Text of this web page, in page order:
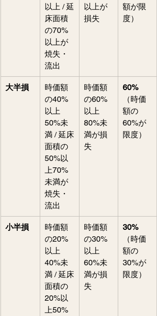
以上 / 延
床面積
の70%
以上が
焼失・
流出
以上が
損失
額が限
度）
大半損
時価額
の40%
以上
50%未
満 / 延床
面積の
50%以
上70%
未満が
焼失・
流出
時価額
の60%
以上
80%未
満が損
失
60%
（時価
額の
60%が
限度）
小半損
時価額
の20%
以上
40%未
満 / 延床
面積の
20%以
上50%
時価額
の30%
以上
60%未
満が損
失
30%
（時価
額の
30%が
限度）